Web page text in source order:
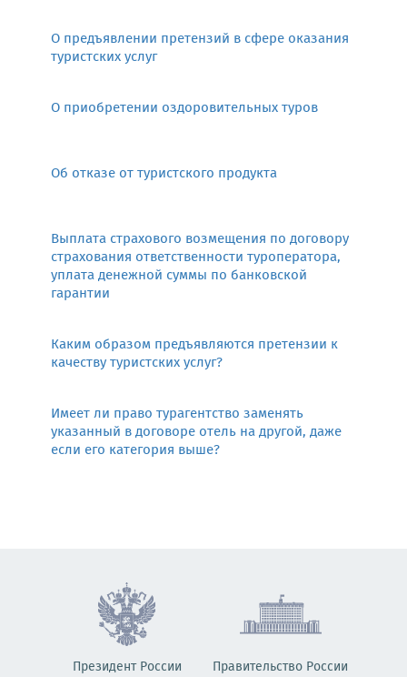
О предъявлении претензий в сфере оказания
туристских услуг
О приобретении оздоровительных туров
Об отказе от туристского продукта
Выплата страхового возмещения по договору
страхования ответственности туроператора,
уплата денежной суммы по банковской
гарантии
Каким образом предъявляются претензии к
качеству туристских услуг?
Имеет ли право турагентство заменять
указанный в договоре отель на другой, даже
если его категория выше?
Президент России Правительство России